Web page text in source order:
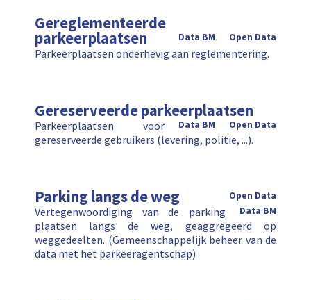
Gereglementeerde
parkeerplaatsen Open Data
Data BM
Parkeerplaatsen onderhevig aan reglementering.
Gereserveerde parkeerplaatsen
Open Data
Data BM
Parkeerplaatsen voor
gereserveerde gebruikers (levering, politie, ...).
Parking langs de weg
Open Data
Data BM
Vertegenwoordiging van de parking
plaatsen langs de weg, geaggregeerd op
weggedeelten. (Gemeenschappelijk beheer van de
data met het parkeeragentschap)